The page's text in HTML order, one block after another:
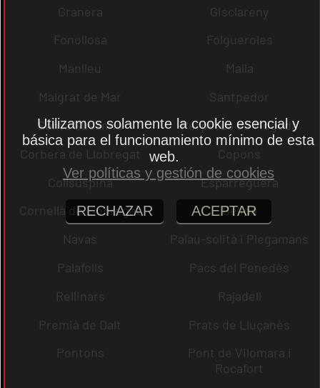
Granera
Gisclareny
Fonollosa
Folgueroles
Manlleu
Malla
Malgrat de Mar
Santpedor
Santa Susanna
Perpètua de Mogoda
Corbera de Llobregat
Copons
Collsuspina
Esparreguera
Cornellà de Llobregat
Gelida
Navas
Palau-solità i Plegamans
Palafolls
Pacs del Penedès
Rellinars
Rajadell
Premià de Dalt
Prats de Lluçanès
Pontons
Pont de Vilomara i
Rocafort
Utilizamos solamente la cookie esencial y
básica para el funcionamiento mínimo de esta
web.
Ver políticas y gestión de cookies
RECHAZAR ACEPTAR